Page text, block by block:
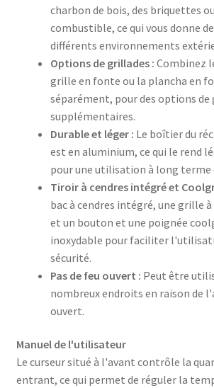
charbon de bois, des briquettes
combustible, ce qui vous donne
différents environnements
Options de grillades : Combinez
grille en fonte ou la plancha en
séparément, pour des options de
supplémentaires.
Durable et léger : Le boîtier du
est en aluminium, ce qui le rend
pour une utilisation à long terme
Tiroir à cendres intégré et
bac à cendres intégré, une grille
et un bouton et une poignée
inoxydable pour faciliter
sécurité.
Pas de feu ouvert : Peut être
nombreux endroits en raison de
ouvert.
Manuel de l'utilisateur
Le curseur situé à l'avant contrôle la
entrant, ce qui permet de réguler la